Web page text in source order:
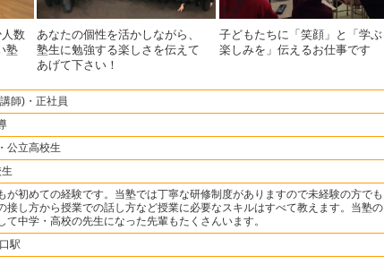
数
塾
あなたの個性を活かしながら、
塾生に勉強する楽しさを伝えて
あげて下さい！
子どもたちに「笑顔」と「学ぶ
楽しみを」伝えるお仕事です
師)・正社員
公立高校生
が初めての経験です。当塾では丁寧な研修制度がありますので未経験の方でも
し方から授業での話し方など授業に必要なスキルはすべて教えます。当塾の
て中学・高校の先生になった先輩もたくさんいます。
駅